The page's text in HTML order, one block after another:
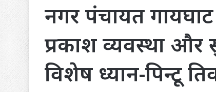
नगर पंचायत
प्रकाश व्यवस्था और
विशेष ध्यान-पिन्टू